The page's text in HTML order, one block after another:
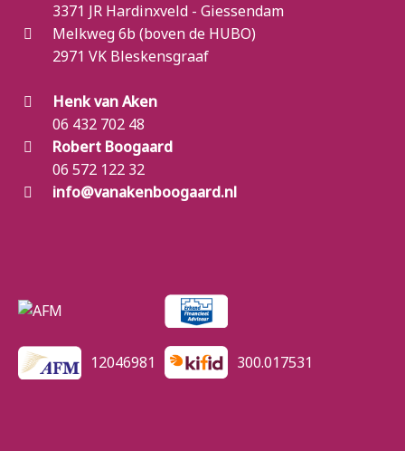
3371 JR Hardinxveld - Giessendam
Melkweg 6b (boven de HUBO)
2971 VK Bleskensgraaf
Henk van Aken
06 432 702 48
Robert Boogaard
06 572 122 32
info@vanakenboogaard.nl
12046981 300.017531